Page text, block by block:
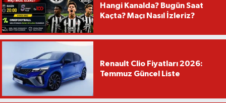
Hangi Kanalda? Bugün Saat
Kaçta? Maçı Nasıl İzleriz?
Renault Clio Fiyatları 2026:
Temmuz Güncel Liste